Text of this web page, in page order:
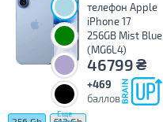
Еще
телефон Apple
iPhone 17
256GB Mist Blue
(MG6L4)
46799₴
+469
баллов